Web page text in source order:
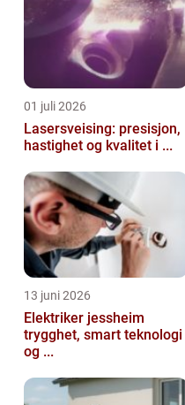
01 juli 2026
Lasersveising: presisjon,
hastighet og kvalitet i ...
13 juni 2026
Elektriker jessheim
trygghet, smart teknologi
og ...